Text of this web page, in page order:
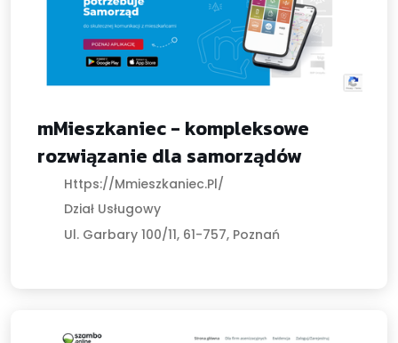
mMieszkaniec - kompleksowe
rozwiązanie dla samorządów
Https://mmieszkaniec.pl/
Dział Usługowy
Ul. Garbary 100/11, 61-757, Poznań